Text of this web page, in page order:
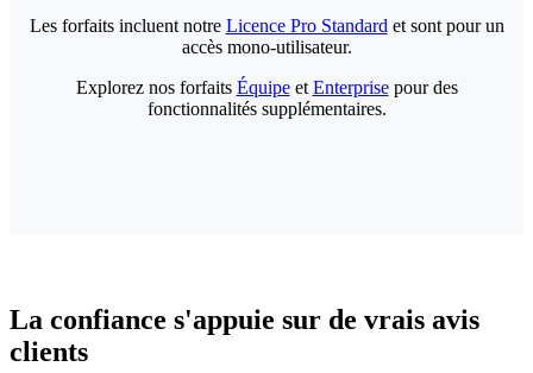
Les forfaits incluent notre Licence Pro Standard et sont pour un
accès mono-utilisateur.
Explorez nos forfaits Équipeet Enterprisepour des
fonctionnalités supplémentaires.
La confiance s'appuie sur de vrais avis
clients